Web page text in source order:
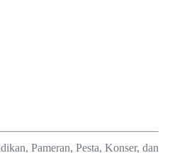
Pameran, Pesta, Konser, dan